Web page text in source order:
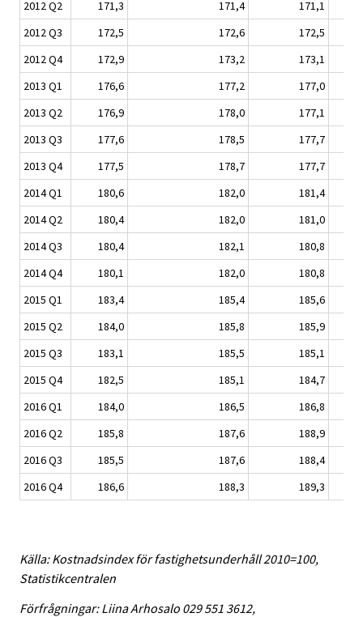
2012 Q2 171,3 171,4
171,1
2012 Q3
172,5 172,6
172,5
2012 Q4
172,9 173,2
173,1
2013 Q1
176,6 177,2
177,0
2013 Q2
176,9 178,0
177,1
2013 Q3
177,6 178,5
177,7
2013 Q4
177,5 178,7
177,7
2014 Q1
180,6 182,0
181,4
2014 Q2
180,4 182,0
181,0
2014 Q3
180,4 182,1
180,8
2014 Q4
180,1 182,0
180,8
2015 Q1
183,4 185,4
185,6
2015 Q2
184,0 185,8
185,9
2015 Q3
183,1 185,5
185,1
2015 Q4
182,5 185,1
184,7
2016 Q1
184,0 186,5
186,8
2016 Q2
185,8 187,6
188,9
2016 Q3
185,5 187,6
188,4
2016 Q4
186,6 188,3 189,3
Källa: Kostnadsindex för fastighetsunderhåll 2010=100,
Statistikcentralen
Förfrågningar: Liina Arhosalo 029 551 3612,